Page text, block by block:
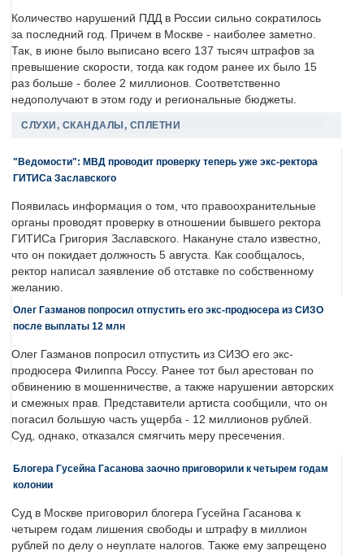
Количество нарушений ПДД в России сильно сократилось
за последний год. Причем в Москве - наиболее заметно.
Так, в июне было выписано всего 137 тысяч штрафов за
превышение скорости, тогда как годом ранее их было 15
раз больше - более 2 миллионов. Соответственно
недополучают в этом году и региональные бюджеты.
СЛУХИ, СКАНДАЛЫ, СПЛЕТНИ
"Ведомости": МВД проводит проверку теперь уже экс-ректора
ГИТИСа Заславского
Появилась информация о том, что правоохранительные
органы проводят проверку в отношении бывшего ректора
ГИТИСа Григория Заславского. Накануне стало известно,
что он покидает должность 5 августа. Как сообщалось,
ректор написал заявление об отставке по собственному
желанию.
Олег Газманов попросил отпустить его экс-продюсера из СИЗО
после выплаты 12 млн
Олег Газманов попросил отпустить из СИЗО его экс-
продюсера Филиппа Россу. Ранее тот был арестован по
обвинению в мошенничестве, а также нарушении авторских
и смежных прав. Представители артиста сообщили, что он
погасил большую часть ущерба - 12 миллионов рублей.
Суд, однако, отказался смягчить меру пресечения.
Блогера Гусейна Гасанова заочно приговорили к четырем годам
колонии
Суд в Москве приговорил блогера Гусейна Гасанова к
четырем годам лишения свободы и штрафу в миллион
рублей по делу о неуплате налогов. Также ему запрещено